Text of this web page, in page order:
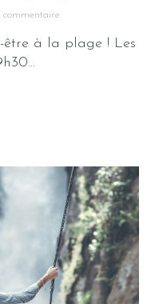
commentaire
être à la plage ! Les